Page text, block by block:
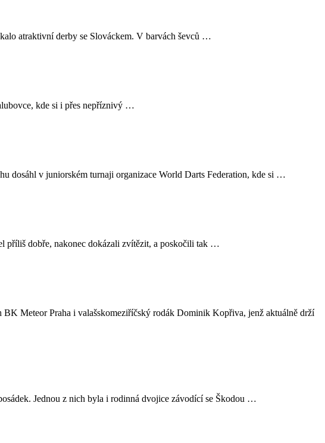
atraktivní derby se Slováckem. V barvách ševců …
kde si i přes nepříznivý …
dosáhl v juniorském turnaji organizace World Darts Federation, kde si …
příliš dobře, nakonec dokázali zvítězit, a poskočili tak …
Meteor Praha i valašskomeziříčský rodák Dominik Kopřiva, jenž aktuálně drží
Jednou z nich byla i rodinná dvojice závodící se Škodou …